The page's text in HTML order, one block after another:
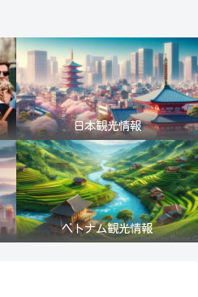
日本観光情報
ベトナム観光情報